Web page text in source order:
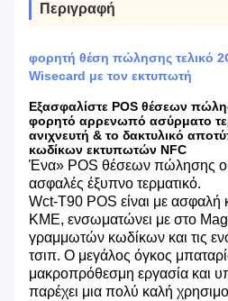
Περιγραφή
φορητή θέση πώλησης τελικό
Wisecard με τον εκτυπωτή
Εξασφαλίστε POS θέσεων
φορητό αρρενωπό ασύρματο
ανιχνευτή & το δακτυλικό
κωδίκων εκτυπωτών NFC
Ένα» POS θέσεων πώλησης
ασφαλές έξυπνο τερματικό.
Wct-T90 POS είναι με ασφαλή
ΚΜΕ, ενσωματώνει με στο
γραμμωτών κωδίκων και τις
τσιπ. Ο μεγάλος όγκος
μακροπρόθεσμη εργασία και
παρέχει μια πολύ καλή